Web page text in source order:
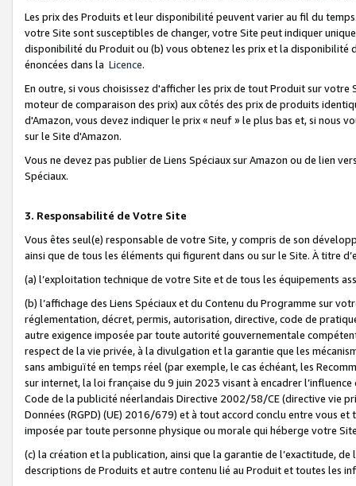
Les prix des Produits et leur disponibilité peuvent varier au fil du
votre Site sont susceptibles de changer, votre Site peut indiquer
disponibilité du Produit ou (b) vous obtenez les prix et la disponibilité
énoncées dans la Licence.
En outre, si vous choisissez d'afficher les prix de tout Produit sur
moteur de comparaison des prix) aux côtés des prix de produits
d'Amazon, vous devez indiquer le prix « neuf » le plus bas et, si nous
sur le Site d'Amazon.
Vous ne devez pas publier de Liens Spéciaux sur Amazon ou de lien
Spéciaux.
3. Responsabilité de Votre Site
Vous êtes seul(e) responsable de votre Site, y compris de son
ainsi que de tous les éléments qui figurent dans ou sur le Site. À titre
(a) l’exploitation technique de votre Site et de tous les équipements
(b) l’affichage des Liens Spéciaux et du Contenu du Programme sur
réglementation, décret, permis, autorisation, directive, code de
autre exigence imposée par toute autorité gouvernementale
respect de la vie privée, à la divulgation et la garantie que les
sans ambiguïté en temps réel (par exemple, le cas échéant, les
sur internet, la loi française du 9 juin 2023 visant à encadrer
Code de la publicité néerlandais Directive 2002/58/CE (directive vie
Données (RGPD) (UE) 2016/679) et à tout accord conclu entre vous
imposée par toute personne physique ou morale qui héberge votre
(c) la création et la publication, ainsi que la garantie de l’exactitude,
descriptions de Produits et autre contenu lié au Produit et toutes les